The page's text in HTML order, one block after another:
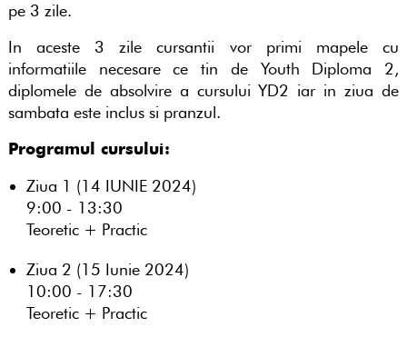
pe 3 zile.
In aceste 3 zile cursantii vor primi mapele cu
informatiile necesare ce tin de Youth Diploma 2,
diplomele de absolvire a cursului YD2 iar in ziua de
sambata este inclus si pranzul.
Programul cursului:
Ziua 1 (14 IUNIE 2024)
9:00 - 13:30
Teoretic + Practic
Ziua 2 (15 Iunie 2024)
10:00 - 17:30
Teoretic + Practic